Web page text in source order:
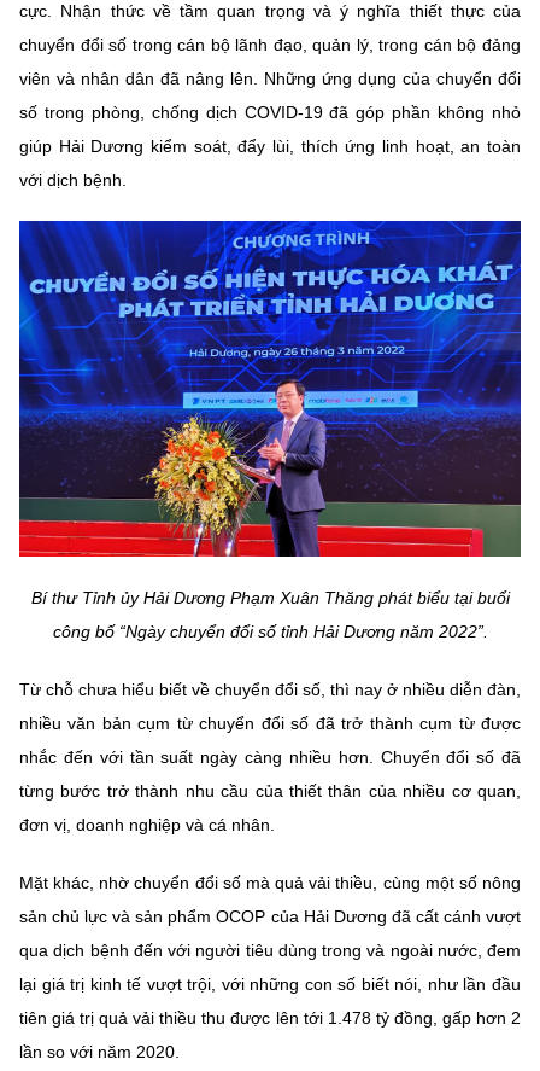
Năng lượng nguyên tử
Nhiệm vụ trọng tâm
Chọn ngôn ngữ
Vietnamese English
BỘ KHOA HỌC VÀ CÔNG NGHỆ
MINISTRY OF SCIENCE AND TECHNOLOGY
Điều khoản sử dụng Theo dõi MST: Góp ý
Cơ quan chủ quản: Bộ Khoa học và Công nghệ (MST)
Chịu trách nhiệm nội dung: Nguyễn Thị Hải Hằng
Giám đốc Trung tâm Truyền thông Khoa học và Công nghệ.
Liên hệ
Địa chỉ: Ban Biên tập Cổng TTĐT - 18 Nguyễn Du, TP. Hà Nội
Điện thoại: 024 3936 9506
Email:stc@mst.gov.vn
(Ghi rõ nguồn "https://mst.gov.vn" khi phát hành lại thông tin từ
website này)
cực. Nhận thức về tầm quan trọng và ý nghĩa thiết thực của
chuyển đổi số trong cán bộ lãnh đạo, quản lý, trong cán bộ đảng
viên và nhân dân đã nâng lên. Những ứng dụng của chuyển đổi
số trong phòng, chống dịch COVID-19 đã góp phần không nhỏ
giúp Hải Dương kiểm soát, đẩy lùi, thích ứng linh hoạt, an toàn
với dịch bệnh.
Bí thư Tỉnh ủy Hải Dương Phạm Xuân Thăng phát biểu tại buổi
công bố “Ngày chuyển đổi số tỉnh Hải Dương năm 2022”.
Từ chỗ chưa hiểu biết về chuyển đổi số, thì nay ở nhiều diễn đàn,
nhiều văn bản cụm từ chuyển đổi số đã trở thành cụm từ được
nhắc đến với tần suất ngày càng nhiều hơn. Chuyển đổi số đã
từng bước trở thành nhu cầu của thiết thân của nhiều cơ quan,
đơn vị, doanh nghiệp và cá nhân.
Mặt khác, nhờ chuyển đổi số mà quả vải thiều, cùng một số nông
sản chủ lực và sản phẩm OCOP của Hải Dương đã cất cánh vượt
qua dịch bệnh đến với người tiêu dùng trong và ngoài nước, đem
lại giá trị kinh tế vượt trội, với những con số biết nói, như lần đầu
tiên giá trị quả vải thiều thu được lên tới 1.478 tỷ đồng, gấp hơn 2
lần so với năm 2020.